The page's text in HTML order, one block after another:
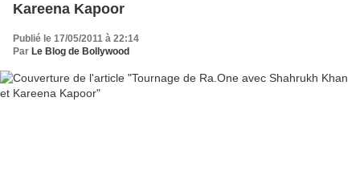
Kareena Kapoor
Publié le 17/05/2011 à 22:14
Par Le Blog de Bollywood